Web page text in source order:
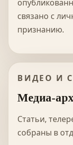
связано с
признанию.
ВИДЕО И
Медиа-
Статьи,
собраны в